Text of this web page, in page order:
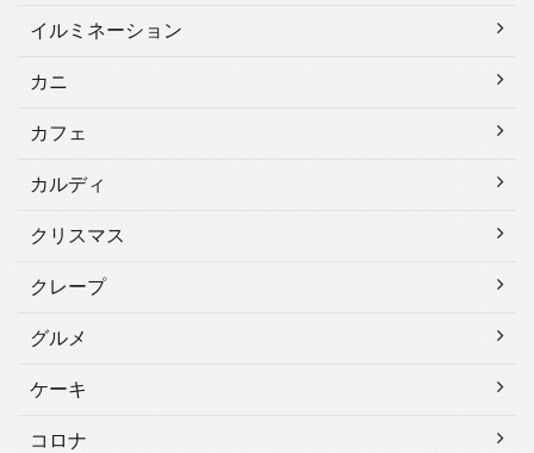
イルミネーション
カニ
カフェ
カルディ
クリスマス
クレープ
グルメ
ケーキ
コロナ